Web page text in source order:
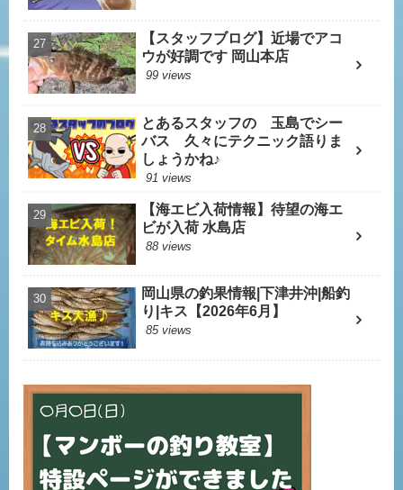
【スタッフブログ】近場でアコ
ウが好調です 岡山本店
99 views
とあるスタッフの 玉島でシー
バス 久々にテクニック語りま
しょうかね♪
91 views
【海エビ入荷情報】待望の海エ
ビが入荷 水島店
88 views
岡山県の釣果情報|下津井沖|船釣
り|キス【2026年6月】
85 views